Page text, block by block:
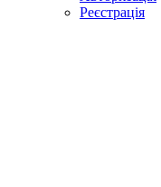
Реєстрація